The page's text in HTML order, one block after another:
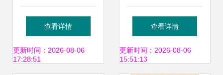
北京58同城的软件
开发机遇与挑战
查看详情
更新时间：2026-08-06
17:28:51
下的经销商生存之
道 青岛站终端调研
查看详情
更新时间：2026-08-06
15:51:13